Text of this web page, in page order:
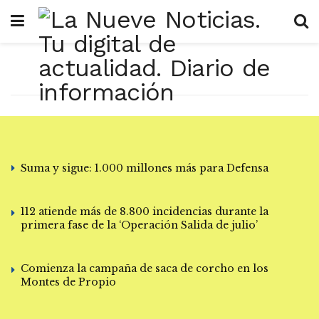
Suma y sigue: 1.000 millones más para Defensa
112 atiende más de 8.800 incidencias durante la
primera fase de la ‘Operación Salida de julio’
Comienza la campaña de saca de corcho en los
Montes de Propio